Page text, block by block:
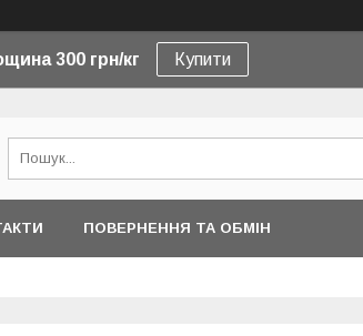
300 грн/кг Купити
ПОВЕРНЕННЯ ТА ОБМІН